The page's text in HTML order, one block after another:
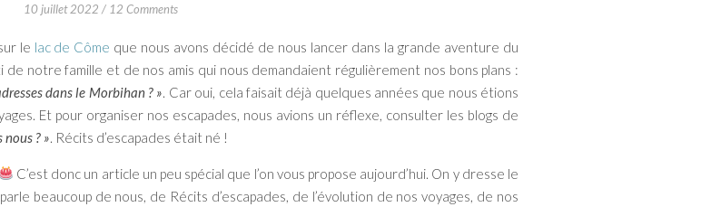
10 juillet 2022 / 12 Comments
le lac de Côme que nous avons décidé de nous lancer dans la grande aventure du
de notre famille et de nos amis qui nous demandaient régulièrement nos bons plans :
dans le Morbihan ? ». Car oui, cela faisait déjà quelques années que nous étions
Et pour organiser nos escapades, nous avions un réflexe, consulter les blogs de
? ». Récits d’escapades était né !
C’est donc un article un peu spécial que l’on vous propose aujourd’hui. On y dresse le
beaucoup de nous, de Récits d’escapades, de l’évolution de nos voyages, de nos